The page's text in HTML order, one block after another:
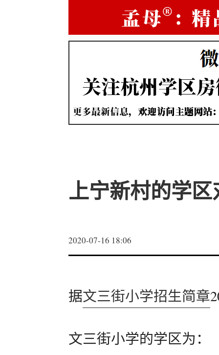
上宁新村的学
2020-07-16 18:06
据文三街小学招生简章
文三街小学的学区为：